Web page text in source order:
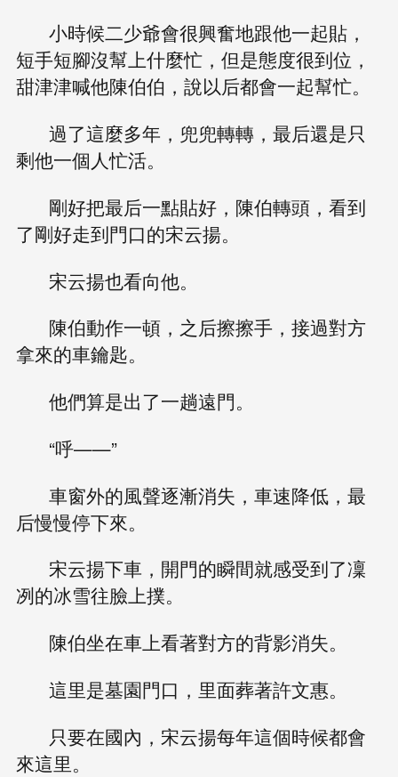
小時候二少爺會很興奮地跟他一起貼，
短手短腳沒幫上什麼忙，但是態度很到位，
甜津津喊他陳伯伯，說以后都會一起幫忙。
過了這麼多年，兜兜轉轉，最后還是只
剩他一個人忙活。
剛好把最后一點貼好，陳伯轉頭，看到
了剛好走到門口的宋云揚。
宋云揚也看向他。
陳伯動作一頓，之后擦擦手，接過對方
拿來的車鑰匙。
他們算是出了一趟遠門。
“呼——”
車窗外的風聲逐漸消失，車速降低，最
后慢慢停下來。
宋云揚下車，開門的瞬間就感受到了凜
冽的冰雪往臉上撲。
陳伯坐在車上看著對方的背影消失。
這里是墓園門口，里面葬著許文惠。
只要在國內，宋云揚每年這個時候都會
來這里。